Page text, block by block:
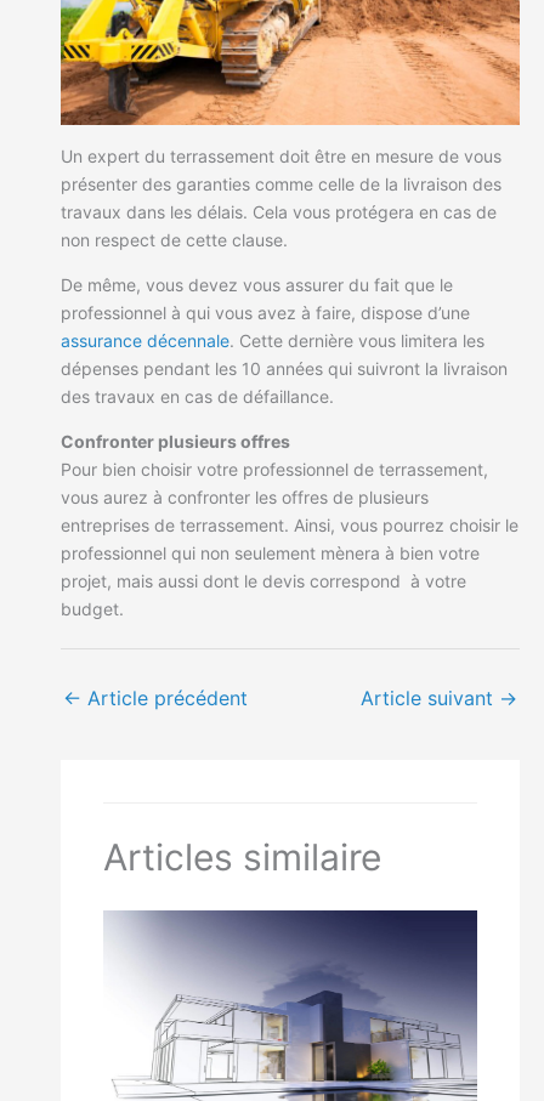
Un expert du terrassement doit être en mesure de vous
présenter des garanties comme celle de la livraison des
travaux dans les délais. Cela vous protégera en cas de
non respect de cette clause.
De même, vous devez vous assurer du fait que le
professionnel à qui vous avez à faire, dispose d’une
assurance décennale. Cette dernière vous limitera les
dépenses pendant les 10 années qui suivront la livraison
des travaux en cas de défaillance.
Confronter plusieurs offres
Pour bien choisir votre professionnel de terrassement,
vous aurez à confronter les offres de plusieurs
entreprises de terrassement. Ainsi, vous pourrez choisir le
professionnel qui non seulement mènera à bien votre
projet, mais aussi dont le devis correspond à votre
budget.
← Article précédent Article suivant →
Articles similaire